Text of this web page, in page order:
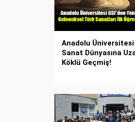
Anadolu Üniversitesi
Sanat Dünyasına
Köklü Geçmiş!